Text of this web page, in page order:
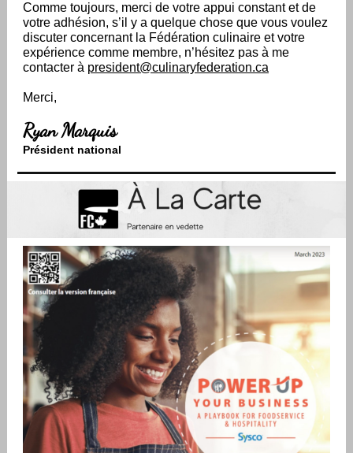
Comme toujours, merci de votre appui constant et de
votre adhésion, s’il y a quelque chose que vous voulez
discuter concernant la Fédération culinaire et votre
expérience comme membre, n’hésitez pas à me
contacter à president@culinaryfederation.ca
Merci,
Ryan Marquis
Président national